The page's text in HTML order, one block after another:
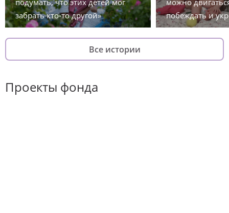
подумать, что этих детей мог
забрать кто-то другой»
можно
побеждать и
Все истории
Проекты фонда